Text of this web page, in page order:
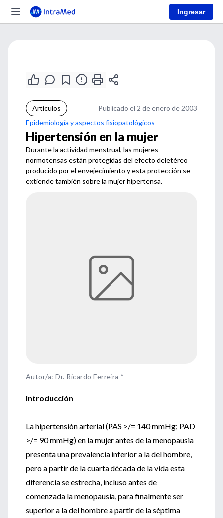
Ingresar
Artículos
Publicado el 2 de enero de 2003
Epidemiología y aspectos fisiopatológicos
Hipertensión en la mujer
Durante la actividad menstrual, las mujeres
normotensas están protegidas del efecto deletéreo
producido por el envejecimiento y esta protección se
extiende también sobre la mujer hipertensa.
Autor/a: Dr. Ricardo Ferreira *
Introducción
La hipertensión arterial (PAS >/= 140 mmHg; PAD
>/= 90 mmHg) en la mujer antes de la menopausia
presenta una prevalencia inferior a la del hombre,
pero a partir de la cuarta década de la vida esta
diferencia se estrecha, incluso antes de
comenzada la menopausia, para finalmente ser
superior a la del hombre a partir de la séptima